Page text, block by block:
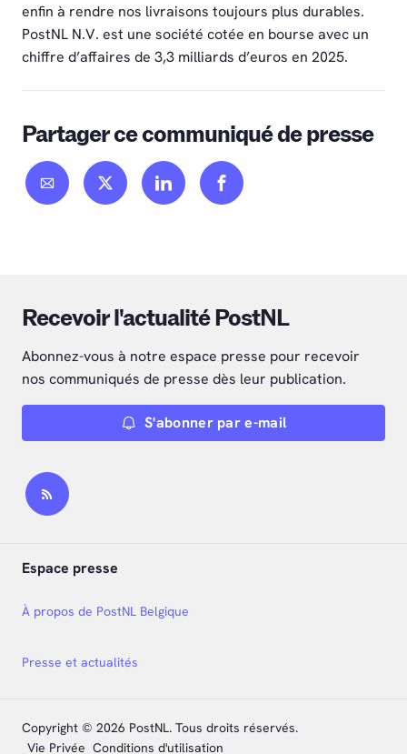
enfin à rendre nos livraisons toujours plus durables.
PostNL N.V. est une société cotée en bourse avec un
chiffre d’affaires de 3,3 milliards d’euros en 2025.
Partager ce communiqué de presse
Recevoir l'actualité PostNL
Abonnez-vous à notre espace presse pour recevoir
nos communiqués de presse dès leur publication.
S'abonner par e-mail
Espace presse
Presse et actualités
À propos de PostNL Belgique
Copyright © 2026 PostNL. Tous droits réservés.
Vie Privée Conditions d'utilisation